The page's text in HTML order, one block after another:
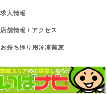
求人情報
店舗情報 / アクセス
お持ち帰り用冷凍蕎麦